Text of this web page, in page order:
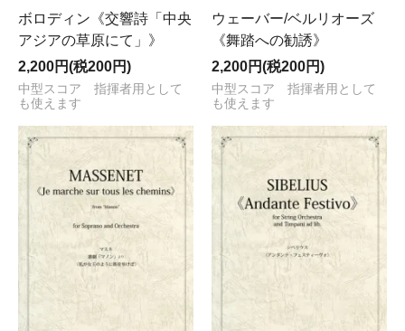
ボロディン《交響詩「中央
アジアの草原にて」》
2,200円(税200円)
中型スコア 指揮者用として
も使えます
ウェーバー/ベルリオーズ
《舞踏への勧誘》
2,200円(税200円)
中型スコア 指揮者用として
も使えます